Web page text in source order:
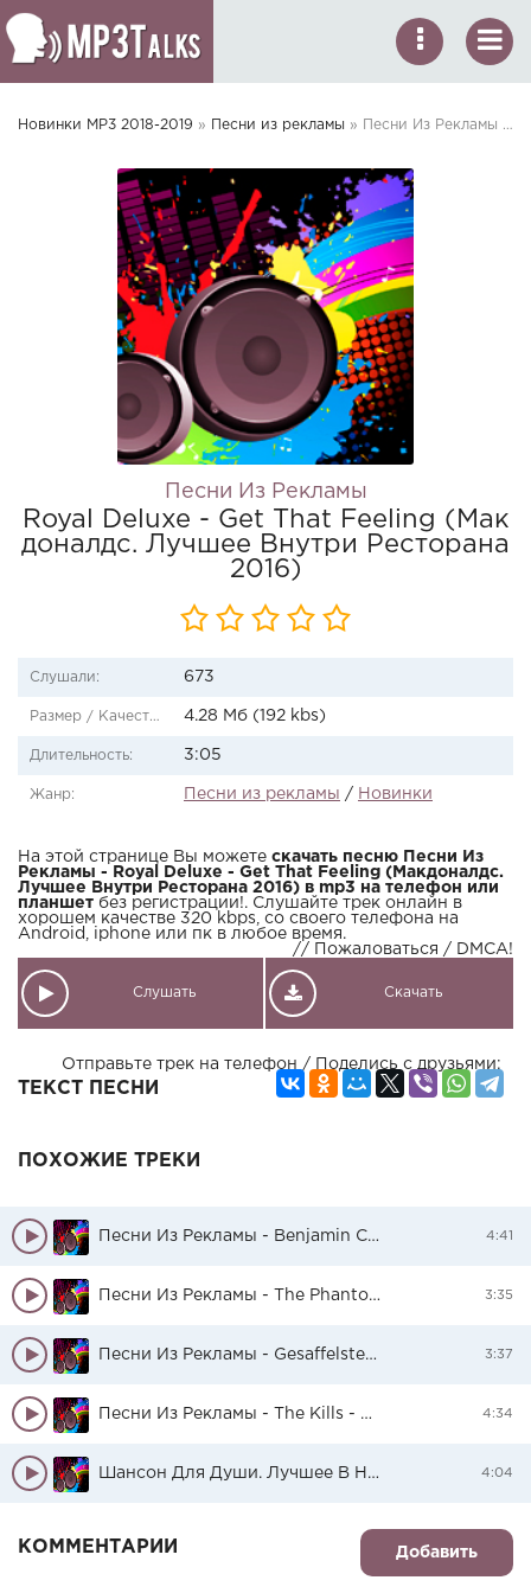
Новинки MP3 2018-2019 » Песни из рекламы » Песни Из Рекламы - Royal Deluxe - Get That Feeling (Макдоналдс. Лучшее Внутри Ресторана 2016)
Песни Из Рекламы
Royal Deluxe - Get That Feeling (Мак
доналдс. Лучшее Внутри Ресторана
2016)
Слушали: 673
Размер / Качество: 4.28 Мб (192 kbs)
Длительность: 3:05
Жанр: Песни из рекламы / Новинки
На этой странице Вы можете скачать песню Песни Из
Рекламы - Royal Deluxe - Get That Feeling (Макдоналдс.
Лучшее Внутри Ресторана 2016) в mp3 на телефон или
планшет без регистрации!. Слушайте трек онлайн в
хорошем качестве 320 kbps, со своего телефона на
Android, iphone или пк в любое время.
// Пожаловаться / DMCA!
Слушать Скачать
Отправьте трек на телефон / Поделись с друзьями:
ТЕКСТ ПЕСНИ
ПОХОЖИЕ ТРЕКИ
Песни Из Рекламы - Benjamin Clementine - I Won't Complain (Парфюм Mr Burberry 2016) 4:41
Песни Из Рекламы - The Phantoms - Watch Me (Hyundai. Лови Свой Момент 2016) 3:35
Песни Из Рекламы - Gesaffelstein - Destinations (Giorgio Armani. Code Profumo 2016) 3:37
Песни Из Рекламы - The Kills - Future Starts Slow (Mango. New Metallics 2016) 4:34
Шансон Для Души. Лучшее В Ноябре 2016 - Ирина Круг И Виктор Королев - Букет Из Белых Роз 4:04
КОММЕНТАРИИ Добавить